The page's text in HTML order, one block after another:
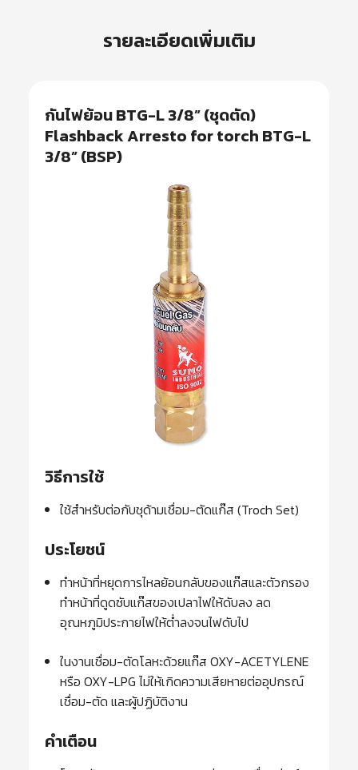
รายละเอียดเพิ่มเติม
กันไฟย้อน BTG-L 3/8” (ชุดตัด)
Flashback Arresto for torch BTG-L
3/8” (BSP)
วิธีการใช้
ใช้สำหรับต่อกับชุด้ามเชื่อม-ตัดแก๊ส (Troch Set)
ประโยชน์
ทำหน้าที่หยุดการไหลย้อนกลับของแก๊สและตัวกรอง
ทำหน้าที่ดูดซับแก๊สของเปลาไฟให้ดับลง ลด
อุณหภูมิประกายไฟให้ต่ำลงจนไฟดับไป
ในงานเชื่อม-ตัดโลหะด้วยแก๊ส OXY-ACETYLENE
หรือ OXY-LPG ไม่ให้เกิดความเสียหายต่ออุปกรณ์
เชื่อม-ตัด และผู้ปฏิบัติงาน
คำเตือน